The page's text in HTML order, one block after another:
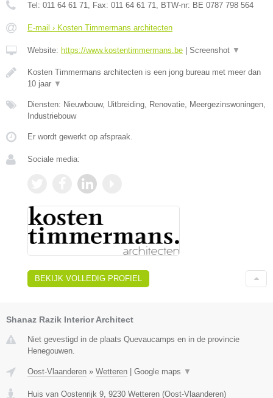
Tel: 011 64 61 71, Fax: 011 64 61 71, BTW-nr: BE 0787 798 564
E-mail › Kosten Timmermans architecten
Website: https://www.kostentimmermans.be Screenshot ▼
Kosten Timmermans architecten is een jong bureau met meer dan
10 jaar ▼
Diensten: Nieuwbouw, Uitbreiding, Renovatie, Meergezinswoningen,
Industriebouw
Er wordt gewerkt op afspraak.
Sociale media:
BEKIJK VOLLEDIG PROFIEL
Shanaz Razik Interior Architect
Niet gevestigd in de plaats Quevaucamps en in de provincie
Henegouwen.
Oost-Vlaanderen » Wetteren | Google maps ▼
Huis van Oostenrijk 9 9230 Wetteren (Oost-Vlaanderen)